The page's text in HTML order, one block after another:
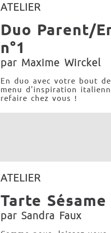
ATELIER
Duo Parent/
n°1
par Maxime Wirckel
En duo avec votre bout
menu d'inspiration
refaire chez vous !
ATELIER
Tarte
par Sandra Faux